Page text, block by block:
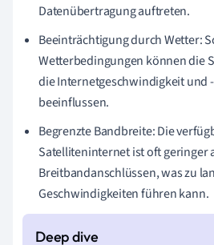
Datenübertragung auftreten.
Beeinträchtigung durch Wetter:
Wetterbedingungen können die
die Internetgeschwindigkeit und
beeinflussen.
Begrenzte Bandbreite: Die
Satelliteninternet ist oft geringer
Breitbandanschlüssen, was zu
Geschwindigkeiten führen kann.